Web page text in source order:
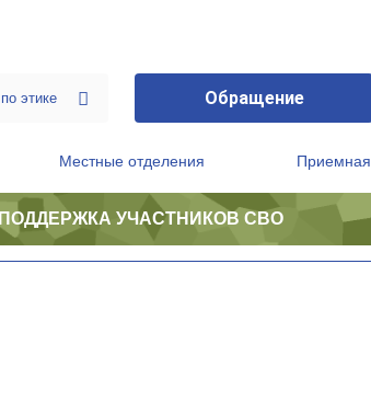
Обращение
Местные отделения Приемная
ПОДДЕРЖКА УЧАСТНИКОВ СВО